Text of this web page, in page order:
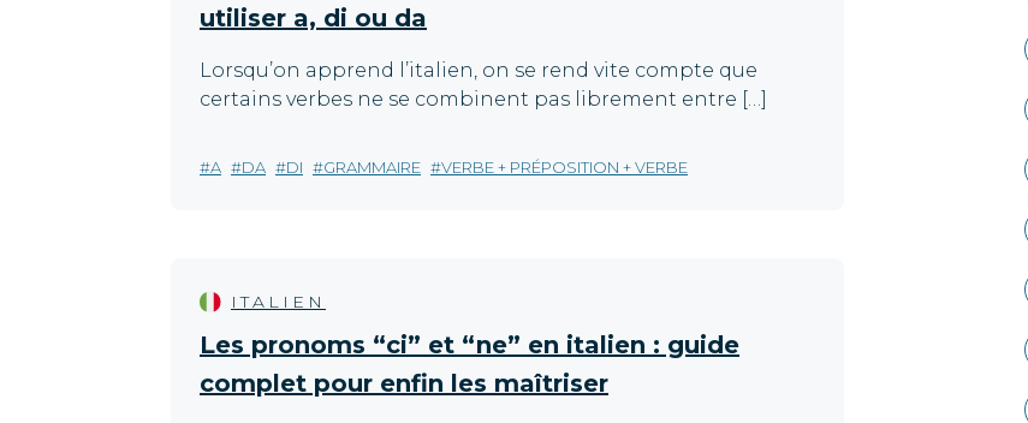
utiliser a, di ou da
Lorsqu’on apprend l’italien, on se rend vite compte que
certains verbes ne se combinent pas librement entre […]
A DA DI GRAMMAIRE VERBE + PRÉPOSITION + VERBE
ITALIEN
Les pronoms “ci” et “ne” en italien : guide
complet pour enfin les maîtriser